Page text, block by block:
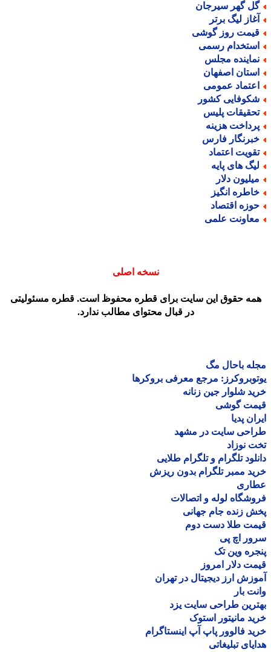
گهر سیرجان
لیگ برتر
روز گوشی
رسمی
مجلس
اصفهان
عمومی
کشور
پلیس
هزینه
فارس
اعتماد
های پایه
دلار
انگیز
اقتصاد
علمی
نسخه اصلی
حقوق این سایت برای قطره محفوظ است. قطره مسئولیتی
در قبال محتوای مطالب ندارد.
باحال مگ
مرجع معرفی بروکرها
شلوار جین زنانه
گوشی
پدیا
سایت در مشهد
نوزاد
تلگرام و تلگرام طلایی
ممبر تلگرام بدون ریزش
لوله و اتصالات
زنده جام جهانی
طلا دست دوم
اچ پی
وین تک
دلار امروز
ارز دیجیتال در تهران
بار
طراحی سایت یزد
مانیتور استوک
فالوور پاپ آپ اینستاگرام
تبلیغاتی